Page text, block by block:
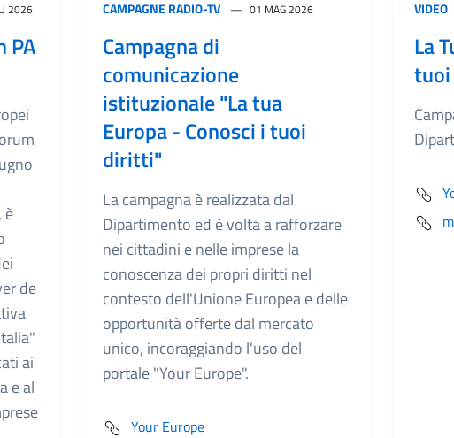
2026
PA
è
de
ai
e al
CAMPAGNE RADIO-TV 01 MAG 2026
Campagna di
comunicazione
istituzionale "La tua
Europa - Conosci i tuoi
diritti"
La campagna è realizzata dal
Dipartimento ed è volta a rafforzare
nei cittadini e nelle imprese la
conoscenza dei propri diritti nel
contesto dell'Unione Europea e delle
opportunità offerte dal mercato
unico, incoraggiando l'uso del
portale "Your Europe".
Your Europe
VIDEO
La